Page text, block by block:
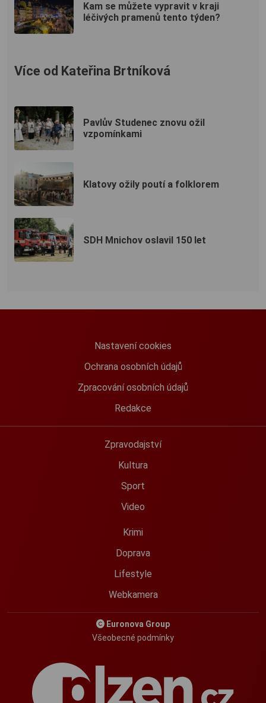
Kam se můžete vypravit v kraji
léčivých pramenů tento týden?
Více od Kateřina Brtníková
Pavlův Studenec znovu ožil
vzpomínkami
Klatovy ožily poutí a folklorem
SDH Mnichov oslavil 150 let
Nastavení cookies
Ochrana osobních údajů
Zpracování osobních údajů
Redakce
Zpravodajství
Kultura
Sport
Video
Krimi
Doprava
Lifestyle
Webkamera
Euronova Group
Všeobecné podmínky